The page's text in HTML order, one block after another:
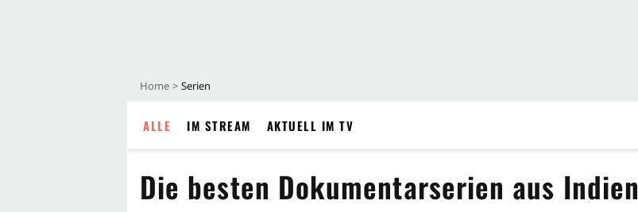
Home Serien
ALLE IM STREAM AKTUELL IM TV
Die besten Dokumentarserien aus Indien